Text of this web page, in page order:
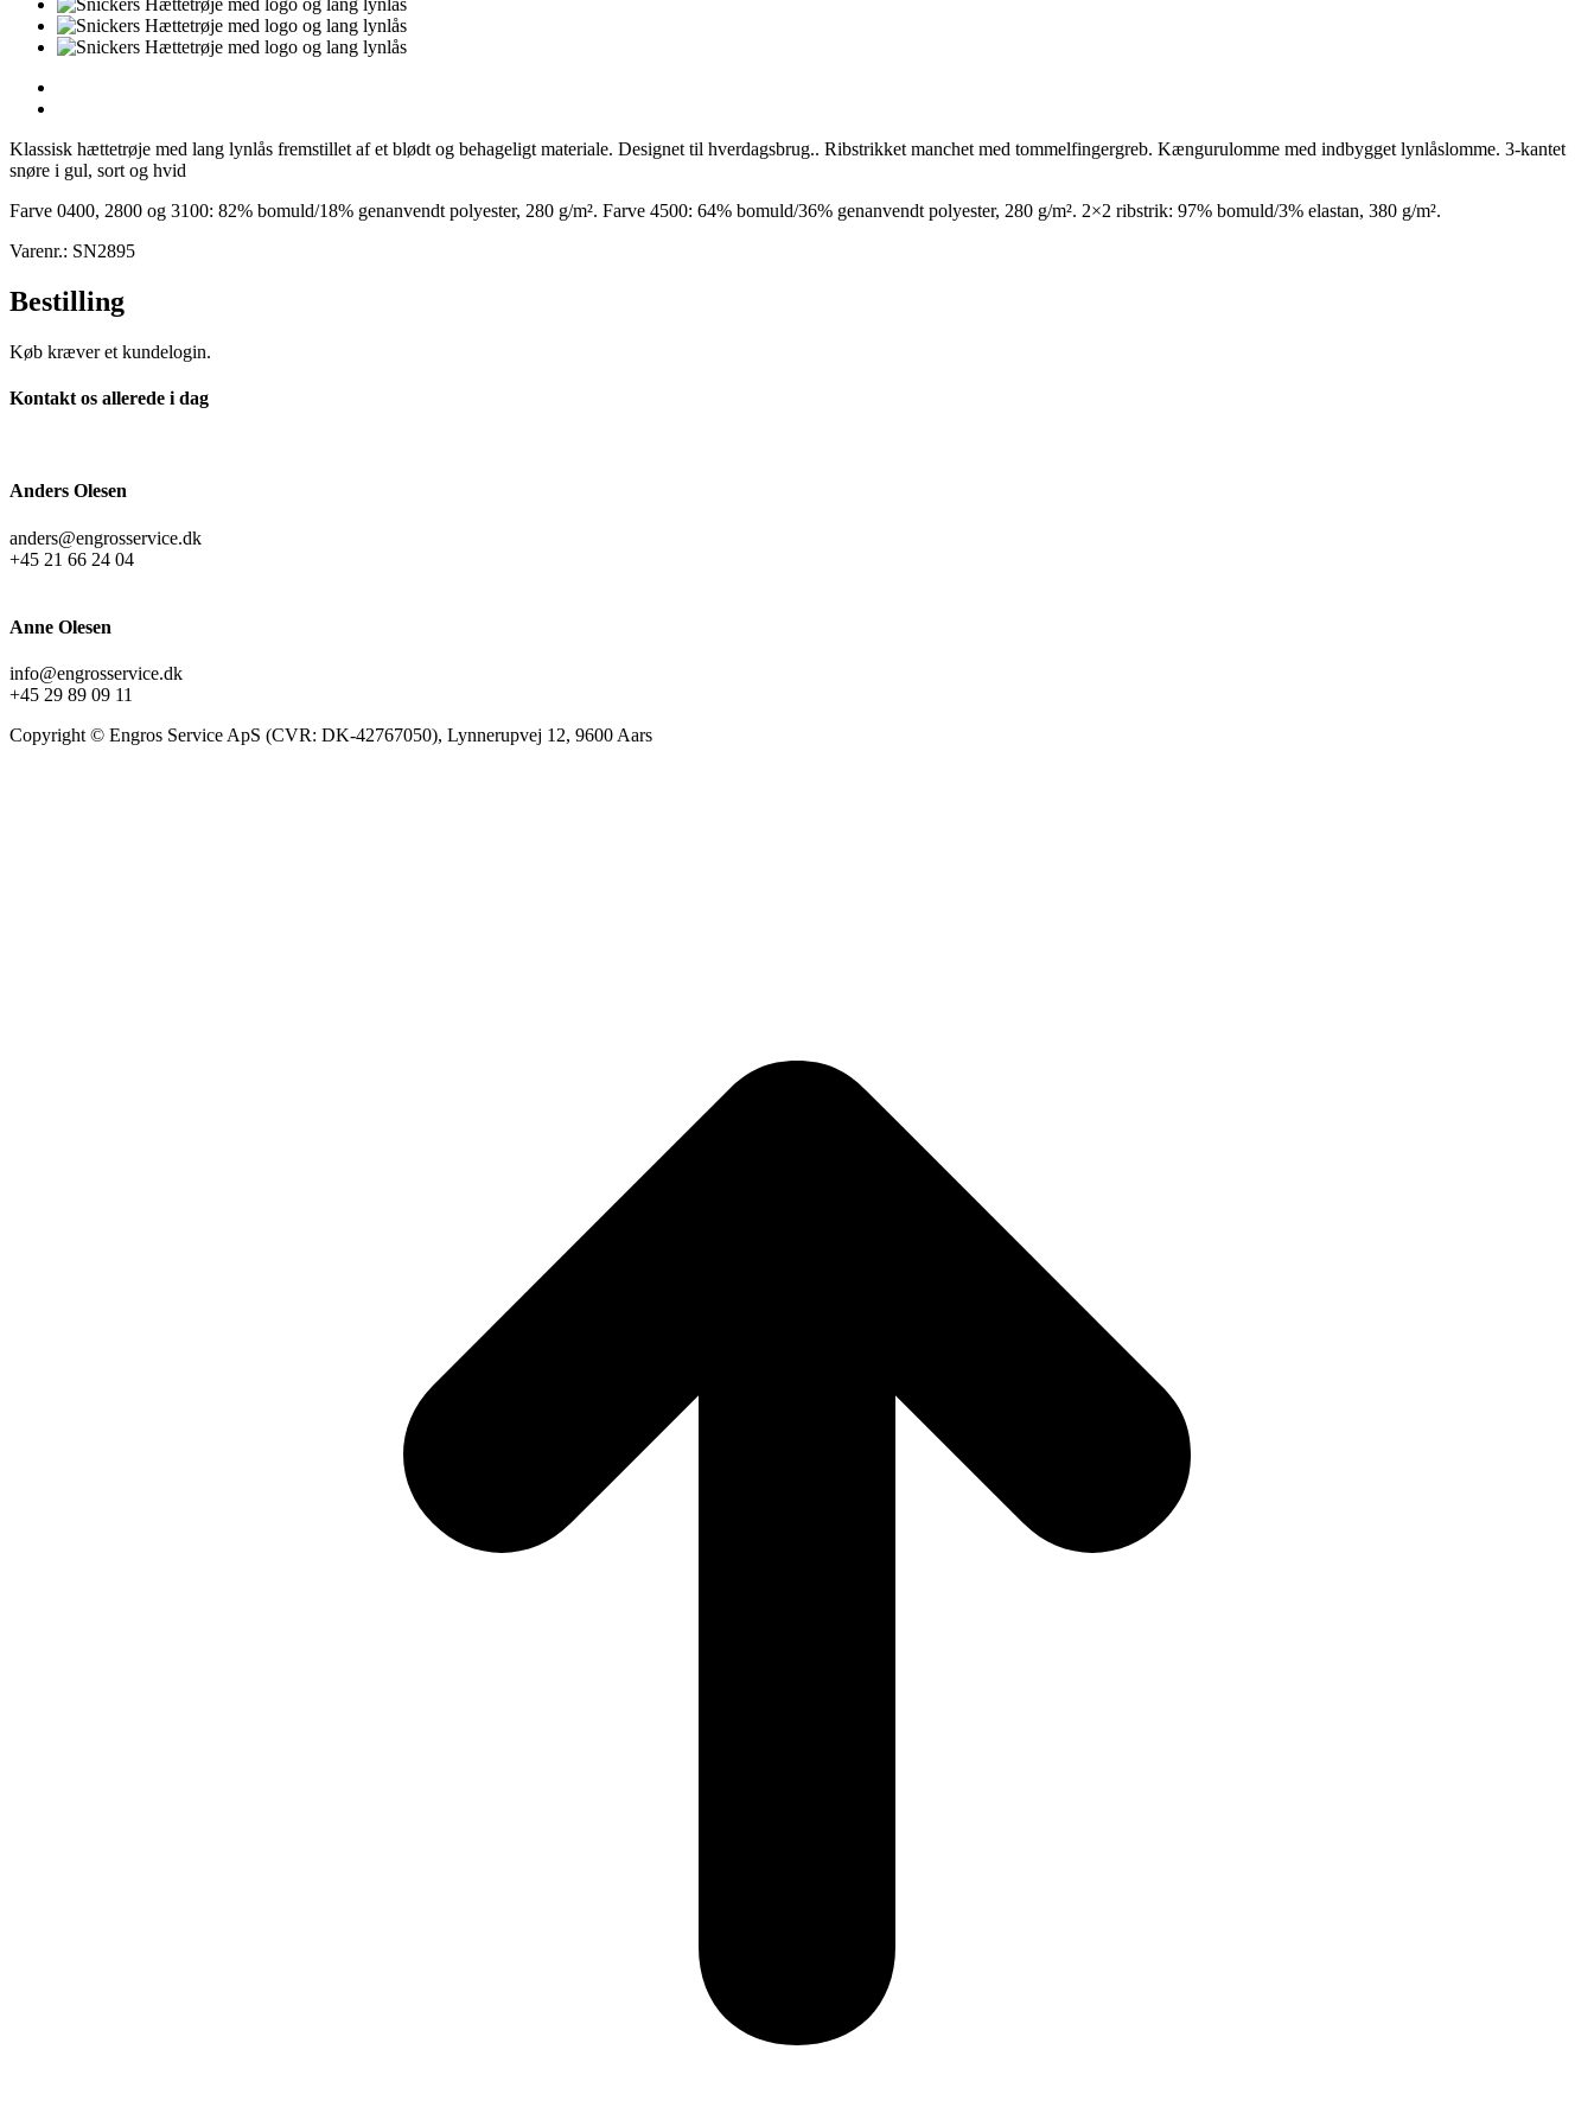
Klassisk hættetrøje med lang lynlås fremstillet af et blødt og behageligt materiale. Designet til hverdagsbrug.. Ribstrikket manchet med tommelfingergreb. Kængurulomme med indbygget lynlåslomme. 3-kantet
snøre i gul, sort og hvid
Farve 0400, 2800 og 3100: 82% bomuld/18% genanvendt polyester, 280 g/m². Farve 4500: 64% bomuld/36% genanvendt polyester, 280 g/m². 2×2 ribstrik: 97% bomuld/3% elastan, 380 g/m².
Varenr.: SN2895
Bestilling
Køb kræver et kundelogin.
Kontakt os allerede i dag
Anders Olesen
anders@engrosservice.dk
+45 21 66 24 04
Anne Olesen
info@engrosservice.dk
+45 29 89 09 11
Copyright © Engros Service ApS (CVR: DK-42767050), Lynnerupvej 12, 9600 Aars